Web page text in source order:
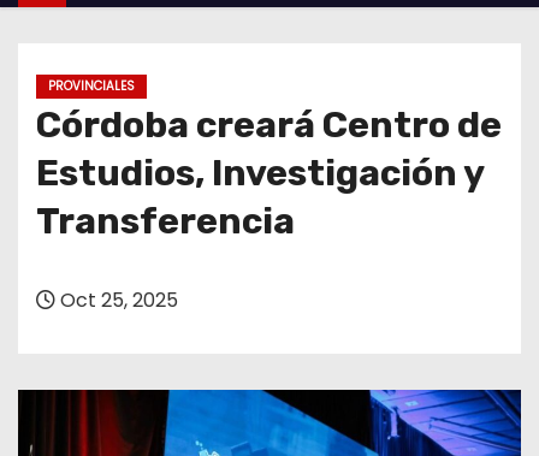
o
PROVINCIALES
Córdoba creará Centro de
Estudios, Investigación y
Transferencia
Oct 25, 2025